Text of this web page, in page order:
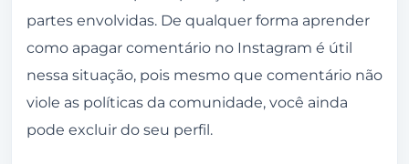
partes envolvidas. De qualquer forma aprender
como apagar comentário no Instagram é útil
nessa situação, pois mesmo que comentário não
viole as políticas da comunidade, você ainda
pode excluir do seu perfil.